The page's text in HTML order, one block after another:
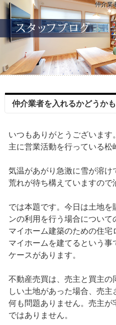
仲介業
仲介業者を入れるかどうか
いつもありがとうございます。
主に営業活動を行っている松
気温があがり急激に雪が溶け
荒れが待ち構えていますので
では本題です。今日は土地
ンの利用を行う場合について
マイホーム建築のための住
マイホームを建てるという事
ケースがあります。
不動産売買は、売主と買主の
しい土地があった場合、売
何も問題ありません。売主が
ではありません。